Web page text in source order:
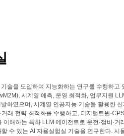
술을 도입하여 지능화하는 연구를 수행하
시계열 예측, 운영 최적화, 업무지원
하였으며, 시계열 인공지능 기술을 활용한
거래 전략 최적화를 수행하고, 디지털트윈
이해하는 특화 LLM 에이전트로 운전·정비·
수 있는 AI 자율실험실 기술을 연구한다.